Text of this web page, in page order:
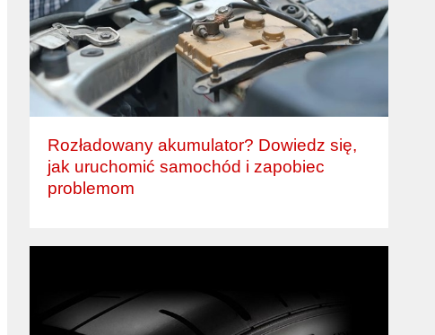
Rozładowany akumulator? Dowiedz się,
jak uruchomić samochód i zapobiec
problemom